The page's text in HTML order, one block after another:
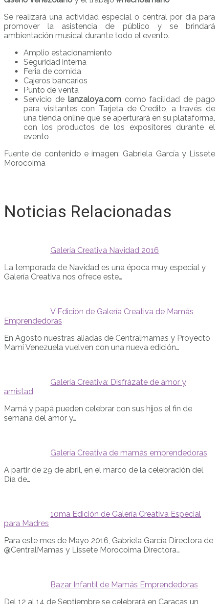
Se realizará una actividad especial o central por día para
promover la asistencia de público y se brindará
ambientación musical durante todo el evento.
Amplio estacionamiento
Seguridad interna
Feria de comida
Cajeros bancarios
Punto de venta
Servicio de lanzaloya.comcomo facilidad de pago
para visitantes con Tarjeta de Credito, a través de
una tienda online que se aperturará en su plataforma,
con los productos de los expositores durante el
evento
Fuente de contenido e imagen: Gabriela García y Lissete
Morocoima
Noticias Relacionadas
Galería Creativa Navidad 2016
La temporada de Navidad es una época muy especial y
Galería Creativa nos ofrece este…
V Edición de Galería Creativa de Mamás
Emprendedoras
En Agosto nuestras aliadas de Centralmamas y Proyecto
Mami Venezuela vuelven con una nueva edición…
Galería Creativa: Disfrázate de amor y
amistad
Mamá y papá pueden celebrar con sus hijos el fin de
semana del amor y…
Galería Creativa de mamás emprendedoras
A partir de 29 de abril, en el marco de la celebración del
Día de…
10ma Edición de Galería Creativa Especial
para Madres
Para este mes de Mayo 2016, Gabriela García Directora de
@CentralMamas y Lissete Morocoima Directora…
Bazar Infantil de Mamás Emprendedoras
Del 12 al 14 de Septiembre se celebrará en Caracas un